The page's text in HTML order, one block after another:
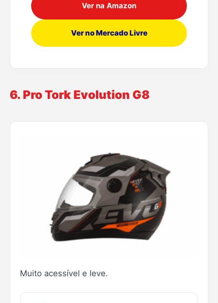
Ver na Amazon
Ver no Mercado Livre
6. Pro Tork Evolution G8
Muito acessível e leve.